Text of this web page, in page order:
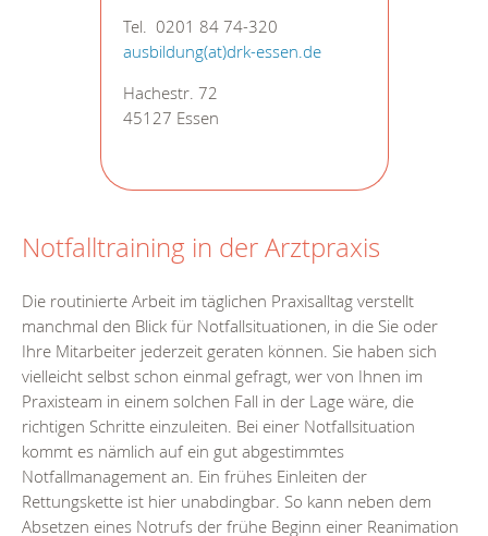
Tel. 0201 84 74-320
ausbildung(at)drk-essen.de
Hachestr. 72
45127 Essen
Notfalltraining in der Arztpraxis
Die routinierte Arbeit im täglichen Praxisalltag verstellt
manchmal den Blick für Notfallsituationen, in die Sie oder
Ihre Mitarbeiter jederzeit geraten können. Sie haben sich
vielleicht selbst schon einmal gefragt, wer von Ihnen im
Praxisteam in einem solchen Fall in der Lage wäre, die
richtigen Schritte einzuleiten. Bei einer Notfallsituation
kommt es nämlich auf ein gut abgestimmtes
Notfallmanagement an. Ein frühes Einleiten der
Rettungskette ist hier unabdingbar. So kann neben dem
Absetzen eines Notrufs der frühe Beginn einer Reanimation